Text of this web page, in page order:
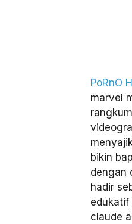
PoRnO
marvel
bikin
dengan
hadir
edukatif
claude